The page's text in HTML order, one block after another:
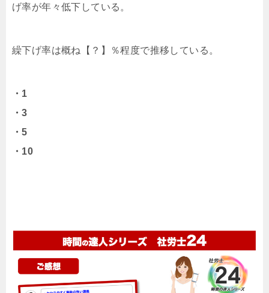
げ率が年々低下している。
繰下げ率は概ね【？】％程度で推移している。
・1
・3
・5
・10